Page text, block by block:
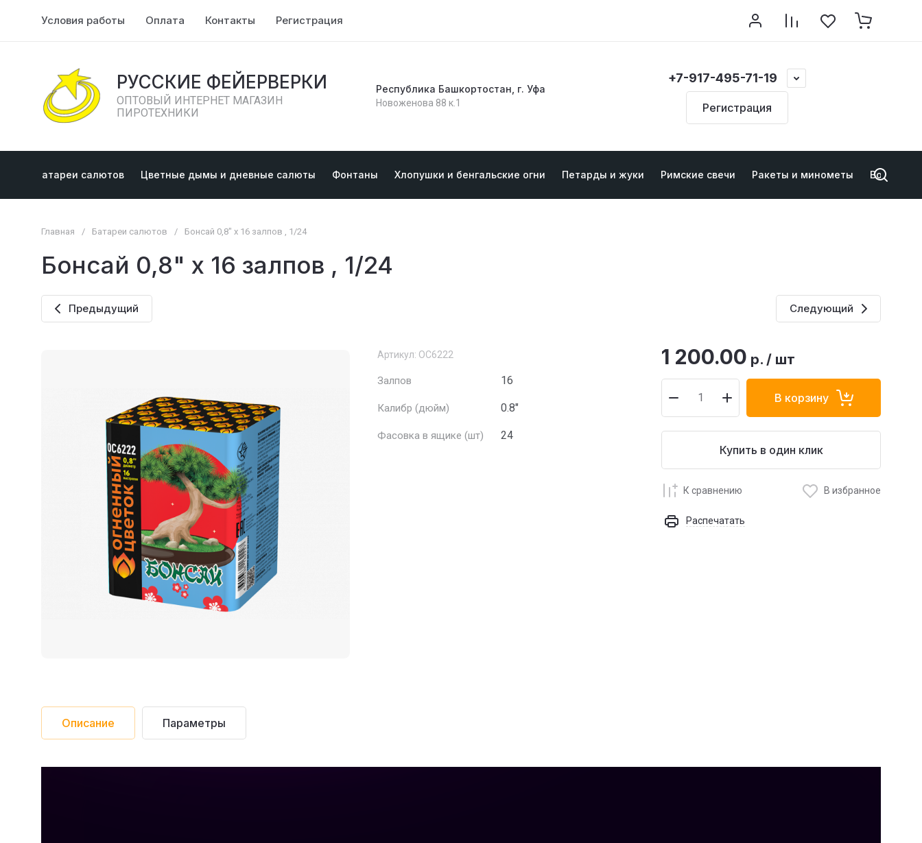
Условия работы Оплата Контакты Регистрация
РУССКИЕ ФЕЙЕРВЕРКИ
ОПТОВЫЙ ИНТЕРНЕТ МАГАЗИН
ПИРОТЕХНИКИ
Республика Башкортостан, г. Уфа
Новоженова 88 к.1
+7-917-495-71-19
Регистрация
Батареи салютов Цветные дымы и дневные салюты Фонтаны Хлопушки и бенгальские огни Петарды и жуки Римские свечи Ракеты и минометы Военно-
Главная / Батареи салютов / Бонсай 0,8" х 16 залпов , 1/24
Бонсай 0,8" х 16 залпов , 1/24
Предыдущий Следующий
Артикул: ОС6222
Залпов 16
Калибр (дюйм) 0.8"
Фасовка в ящике (шт) 24
1 200.00 р. / шт
В корзину
Купить в один клик
К сравнению В избранное
Распечатать
Описание Параметры